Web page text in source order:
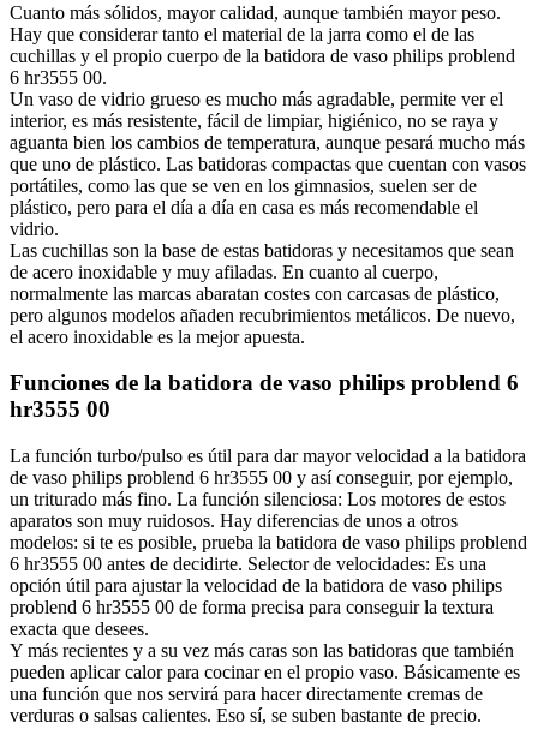
Cuanto más sólidos, mayor calidad, aunque también mayor peso.
Hay que considerar tanto el material de la jarra como el de las
cuchillas y el propio cuerpo de la batidora de vaso philips problend
6 hr3555 00.
Un vaso de vidrio grueso es mucho más agradable, permite ver el
interior, es más resistente, fácil de limpiar, higiénico, no se raya y
aguanta bien los cambios de temperatura, aunque pesará mucho más
que uno de plástico. Las batidoras compactas que cuentan con vasos
portátiles, como las que se ven en los gimnasios, suelen ser de
plástico, pero para el día a día en casa es más recomendable el
vidrio.
Las cuchillas son la base de estas batidoras y necesitamos que sean
de acero inoxidable y muy afiladas. En cuanto al cuerpo,
normalmente las marcas abaratan costes con carcasas de plástico,
pero algunos modelos añaden recubrimientos metálicos. De nuevo,
el acero inoxidable es la mejor apuesta.
Funciones de la batidora de vaso philips problend 6
hr3555 00
La función turbo/pulso es útil para dar mayor velocidad a la batidora
de vaso philips problend 6 hr3555 00 y así conseguir, por ejemplo,
un triturado más fino. La función silenciosa: Los motores de estos
aparatos son muy ruidosos. Hay diferencias de unos a otros
modelos: si te es posible, prueba la batidora de vaso philips problend
6 hr3555 00 antes de decidirte. Selector de velocidades: Es una
opción útil para ajustar la velocidad de la batidora de vaso philips
problend 6 hr3555 00 de forma precisa para conseguir la textura
exacta que desees.
Y más recientes y a su vez más caras son las batidoras que también
pueden aplicar calor para cocinar en el propio vaso. Básicamente es
una función que nos servirá para hacer directamente cremas de
verduras o salsas calientes. Eso sí, se suben bastante de precio.